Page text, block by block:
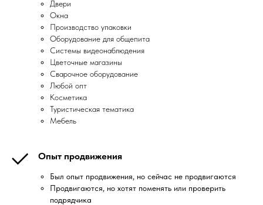
Двери
Окна
Производство упаковки
Оборудование для общепита
Системы видеонаблюдения
Цветочные магазины
Сварочное оборудование
Любой опт
Косметика
Туристическая тематика
Мебель
Опыт продвижения
Был опыт продвижения, но сейчас не продвигаются
Продвигаются, но хотят поменять или проверить
подрядчика